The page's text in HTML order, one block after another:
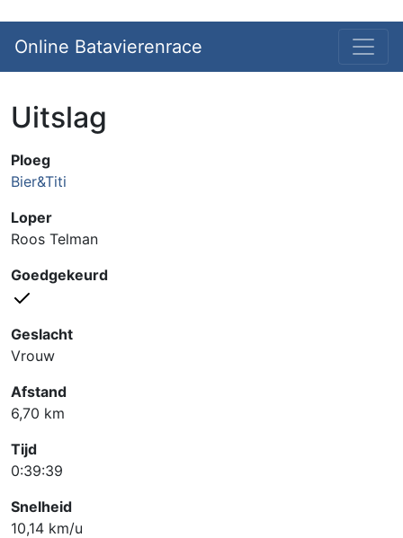
Online Batavierenrace
Uitslag
Ploeg
Bier&Titi
Loper
Roos Telman
Goedgekeurd
Geslacht
Vrouw
Afstand
6,70 km
Tijd
0:39:39
Snelheid
10,14 km/u